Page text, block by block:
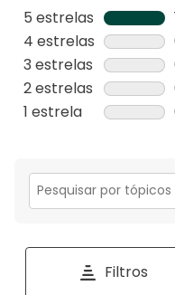
5 estrelas estrelas
4 estrelas estrelas
3 estrelas estrelas
2 estrelas estrelas
1 estrela estrelas
Secção
Filtros